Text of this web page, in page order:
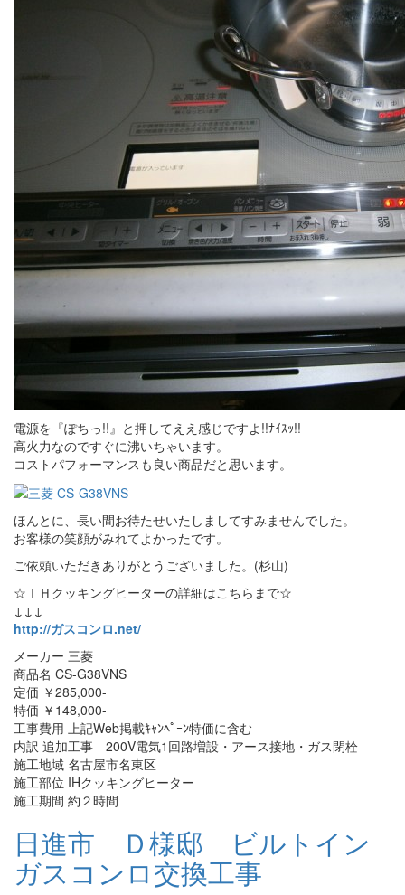
電源を『ぽちっ!!』と押してええ感じですよ!!ﾅｲｽｯ!!
高火力なのですぐに沸いちゃいます。
コストパフォーマンスも良い商品だと思います。
ほんとに、長い間お待たせいたしましてすみませんでした。
お客様の笑顔がみれてよかったです。
ご依頼いただきありがとうございました。(杉山)
☆ＩＨクッキングヒーターの詳細はこちらまで☆
↓↓↓
http://ガスコンロ.net/
メーカー 三菱
商品名 CS-G38VNS
定価 ￥285,000-
特価 ￥148,000-
工事費用 上記Web掲載ｷｬﾝﾍﾟｰﾝ特価に含む
内訳 追加工事 200V電気1回路増設・アース接地・ガス閉栓
施工地域 名古屋市名東区
施工部位 IHクッキングヒーター
施工期間 約２時間
日進市 Ｄ様邸 ビルトイン
ガスコンロ交換工事